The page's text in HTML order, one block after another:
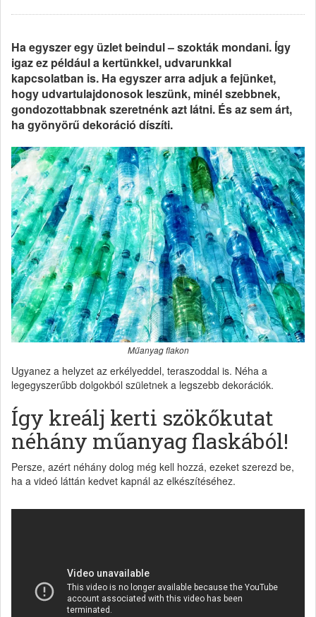
Ha egyszer egy üzlet beindul – szokták mondani. Így
igaz ez például a kertünkkel, udvarunkkal
kapcsolatban is. Ha egyszer arra adjuk a fejünket,
hogy udvartulajdonosok leszünk, minél szebbnek,
gondozottabbnak szeretnénk azt látni. És az sem árt,
ha gyönyörű dekoráció díszíti.
Műanyag flakon
Ugyanez a helyzet az erkélyeddel, teraszoddal is. Néha a
legegyszerűbb dolgokból születnek a legszebb dekorációk.
Így kreálj kerti szökőkutat
néhány műanyag flaskából!
Persze, azért néhány dolog még kell hozzá, ezeket szerezd be,
ha a videó láttán kedvet kapnál az elkészítéséhez.